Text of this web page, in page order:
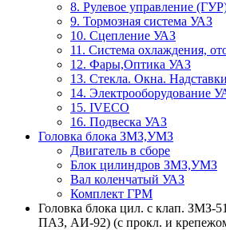
8. Рулевое управление
9. Тормозная система УАЗ
10. Сцепление УАЗ
11. Система охлаждения,
12. Фары,Оптика УАЗ
13. Стекла. Окна.
14. Электрооборудование
15. IVECO
16. Подвеска УАЗ
Головка блока ЗМЗ,УМЗ
Двигатель в сборе
Блок цилиндров ЗМЗ,УМЗ
Вал коленчатый УАЗ
Комплект ГРМ
Головка блока цил. с клап. ЗМЗ-
ПАЗ, АИ-92) (с прокл. и